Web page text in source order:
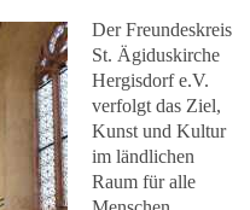
Der Freundeskreis
St. Ägiduskirche
Hergisdorf e.V.
verfolgt das Ziel,
Kunst und Kultur
im ländlichen
Raum für alle